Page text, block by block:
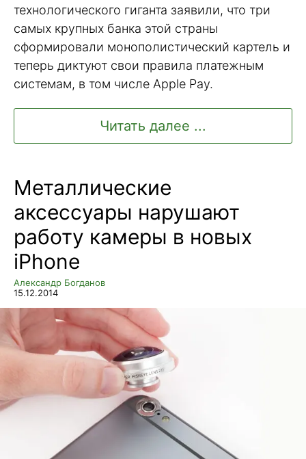
технологического гиганта заявили, что три
самых крупных банка этой страны
сформировали монополистический картель и
теперь диктуют свои правила платежным
системам, в том числе Apple Pay.
Читать далее ...
Металлические
аксессуары нарушают
работу камеры в новых
iPhone
Александр Богданов
15.12.2014